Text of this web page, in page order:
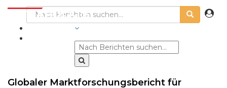
Globaler Marktforschungsbericht für